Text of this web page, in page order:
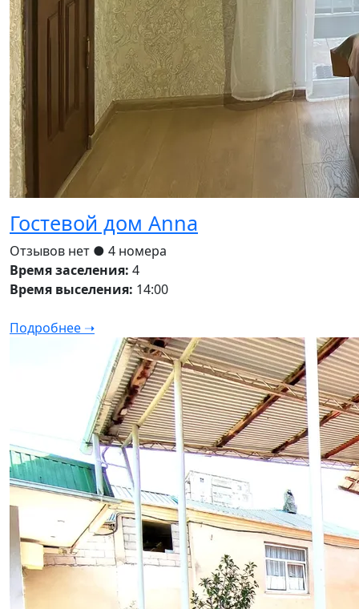
Гостевой дом Anna
Отзывов нет ● 4 номера
Время заселения: 4
Время выселения: 14:00
Подробнее ➝